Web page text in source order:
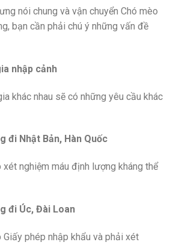
nói chung và vận chuyển Chó mèo
bạn cần phải chú ý những vấn đề
nhập cảnh
khác nhau sẽ có những yêu cầu khác
đi Nhật Bản, Hàn Quốc
xét nghiệm máu định lượng kháng thể
đi Úc, Đài Loan
phép nhập khẩu và phải xét